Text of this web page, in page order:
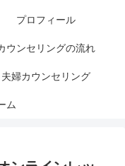
プロフィール
ウンセリングの流れ
夫婦カウンセリング
ム